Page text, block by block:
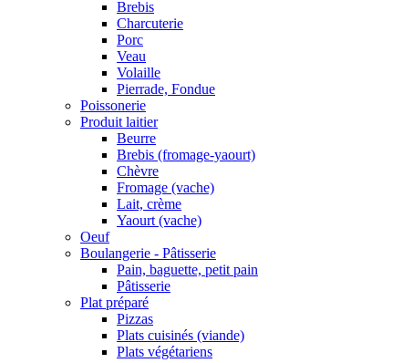
Brebis
Charcuterie
Porc
Veau
Volaille
Pierrade, Fondue
Poissonerie
Produit laitier
Beurre
Brebis (fromage-yaourt)
Chèvre
Fromage (vache)
Lait, crème
Yaourt (vache)
Oeuf
Boulangerie - Pâtisserie
Pain, baguette, petit pain
Pâtisserie
Plat préparé
Pizzas
Plats cuisinés (viande)
Plats végétariens